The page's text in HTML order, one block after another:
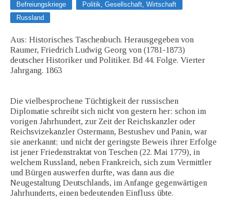
Befreiungskriege
Politik, Gesellschaft, Wirtschaft
Russland
Aus: Historisches Taschenbuch. Herausgegeben von
Raumer, Friedrich Ludwig Georg von (1781-1873)
deutscher Historiker und Politiker. Bd 44. Folge. Vierter
Jahrgang. 1863
Die vielbesprochene Tüchtigkeit der russischen
Diplomatie schreibt sich nicht von gestern her: schon im
vorigen Jahrhundert, zur Zeit der Reichskanzler oder
Reichsvizekanzler Ostermann, Bestushev und Panin, war
sie anerkannt; und nicht der geringste Beweis ihrer Erfolge
ist jener Friedenstraktat von Teschen (22. Mai 1779), in
welchem Russland, neben Frankreich, sich zum Vermittler
und Bürgen auswerfen durfte, was dann aus die
Neugestaltung Deutschlands, im Anfange gegenwärtigen
Jahrhunderts, einen bedeutenden Einfluss übte.